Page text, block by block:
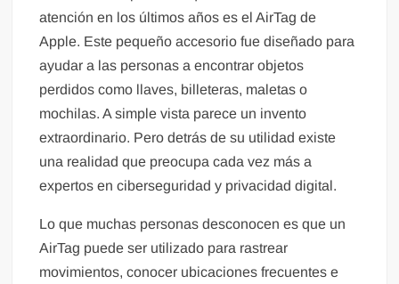
atención en los últimos años es el AirTag de
Apple. Este pequeño accesorio fue diseñado para
ayudar a las personas a encontrar objetos
perdidos como llaves, billeteras, maletas o
mochilas. A simple vista parece un invento
extraordinario. Pero detrás de su utilidad existe
una realidad que preocupa cada vez más a
expertos en ciberseguridad y privacidad digital.
Lo que muchas personas desconocen es que un
AirTag puede ser utilizado para rastrear
movimientos, conocer ubicaciones frecuentes e